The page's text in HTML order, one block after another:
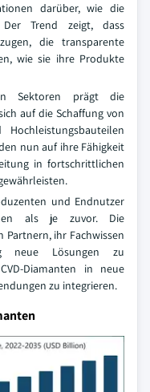
darüber, wie die
Trend zeigt, dass
die transparente
wie sie ihre Produkte
Sektoren prägt die
auf die Schaffung von
Hochleistungsbauteilen
nun auf ihre Fähigkeit
in fortschrittlichen
und Endnutzer
als je zuvor. Die
Partnern, ihr Fachwissen
neue Lösungen zu
Diamanten in neue
zu integrieren.